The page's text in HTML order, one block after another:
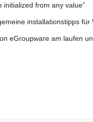
initialized from any value”
installationstipps für
eGroupware am laufen